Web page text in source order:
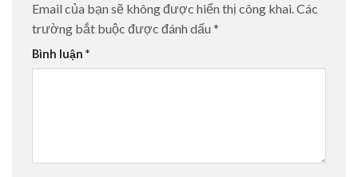
Email của bạn sẽ không được hiển thị công khai.Các
trường bắt buộc được đánh dấu *
Bình luận *